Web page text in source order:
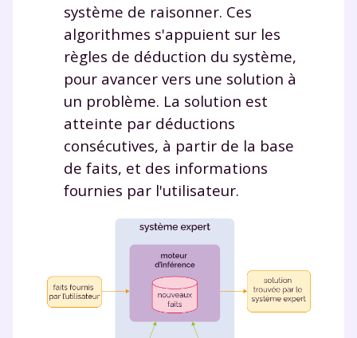
système de raisonner. Ces
algorithmes s'appuient sur les
règles de déduction du système,
pour avancer vers une solution à
un problème. La solution est
atteinte par déductions
consécutives, à partir de la base
de faits, et des informations
fournies par l'utilisateur.